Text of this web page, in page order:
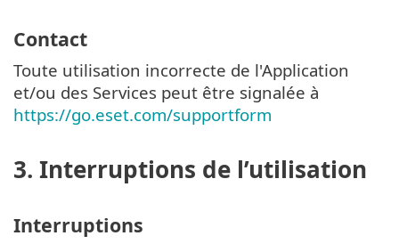
Contact
Toute utilisation incorrecte de l'Application
et/ou des Services peut être signalée à
https://go.eset.com/supportform
3. Interruptions de l’utilisation
Interruptions